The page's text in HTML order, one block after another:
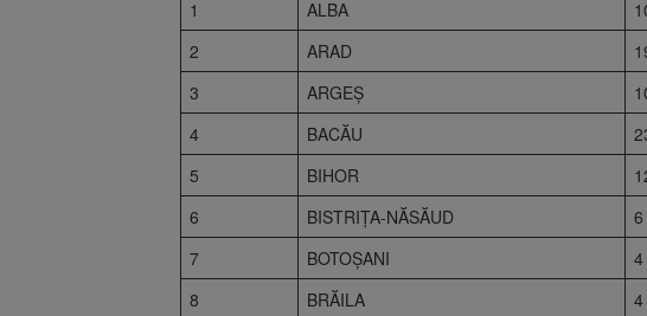
1
ALBA
2
ARAD
3
ARGEŞ
4
BACĂU
5
BIHOR
6
BISTRIŢA-NĂSĂUD
6
7
BOTOŞANI
4
8
BRĂILA 4